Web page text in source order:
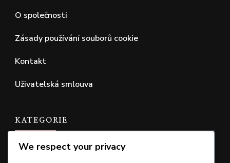
O společnosti
Zásady používání souborů cookie
Kontakt
Uživatelská smlouva
KATEGORIE
Nároky na DLC oprávnění
We respect your privacy